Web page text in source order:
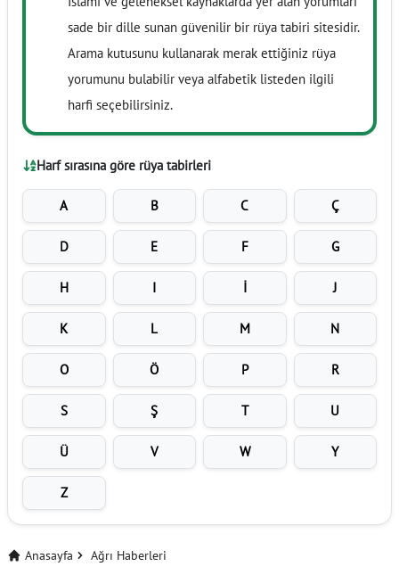
sade bir dille sunan güvenilir bir rüya tabiri sitesidir.
Arama kutusunu kullanarak merak ettiğiniz rüya
yorumunu bulabilir veya alfabetik listeden ilgili
harfi seçebilirsiniz.
Harf sırasına göre rüya tabirleri
A B C Ç
D E F G
H I İ J
K L M N
O Ö P R
S Ş T U
Ü V W Y
Z
Anasayfa Ağrı Haberleri